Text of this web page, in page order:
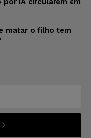
IA circularem em
matar o filho tem